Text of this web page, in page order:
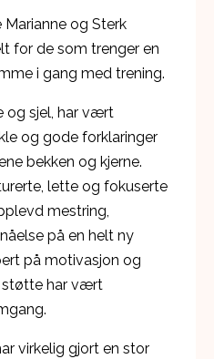
og Sterk
for de som trenger en
i gang med trening.
og sjel, har vært
og gode forklaringer
bekken og kjerne.
lette og fokuserte
mestring,
på en helt ny
på motivasjon og
støtte har vært
virkelig gjort en stor